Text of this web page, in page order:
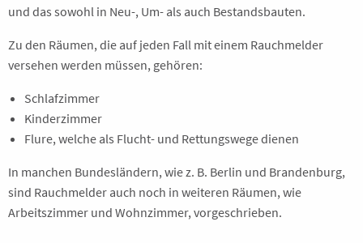
und das sowohl in Neu-, Um- als auch Bestandsbauten.
Zu den Räumen, die auf jeden Fall mit einem Rauchmelder
versehen werden müssen, gehören:
Schlafzimmer
Kinderzimmer
Flure, welche als Flucht- und Rettungswege dienen
In manchen Bundesländern, wie z. B. Berlin und Brandenburg,
sind Rauchmelder auch noch in weiteren Räumen, wie
Arbeitszimmer und Wohnzimmer, vorgeschrieben.